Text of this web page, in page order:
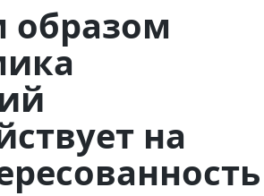
образом
на